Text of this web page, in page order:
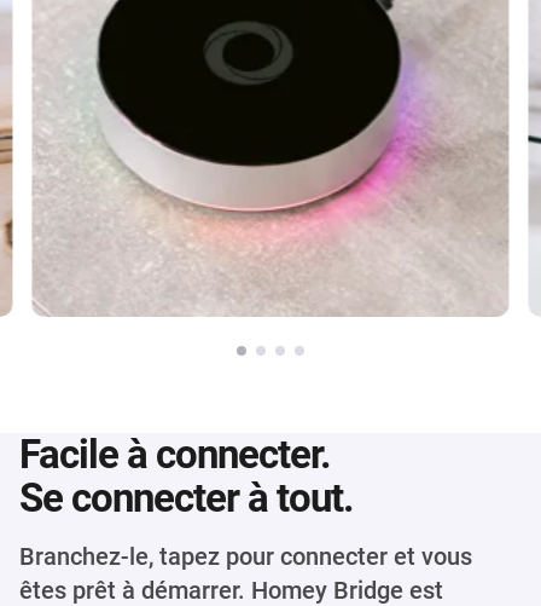
Facile à connecter.
Se connecter à tout.
Branchez-le, tapez pour connecter et vous
êtes prêt à démarrer. Homey Bridge est